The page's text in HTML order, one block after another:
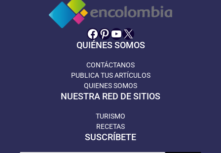
Facebook
Pinterest
YouTube
X
QUIÉNES SOMOS
CONTÁCTANOS
PUBLICA TUS ARTÍCULOS
QUIENES SOMOS
NUESTRA RED DE SITIOS
TURISMO
RECETAS
SUSCRÍBETE